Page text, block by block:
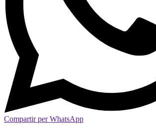
Compartir per WhatsApp